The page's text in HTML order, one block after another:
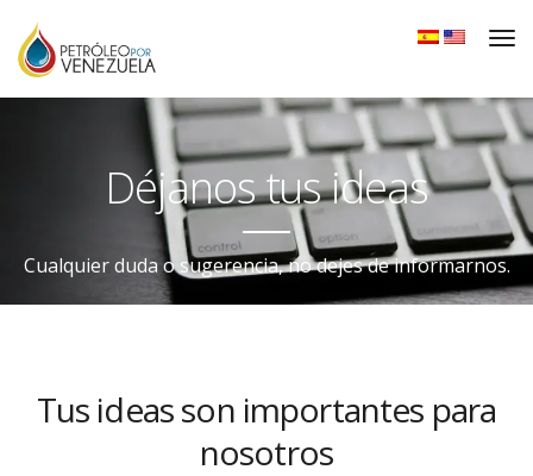
Déjanos tus ideas
Cualquier duda o sugerencia, no dejes de informarnos.
Tus ideas son importantes para
nosotros